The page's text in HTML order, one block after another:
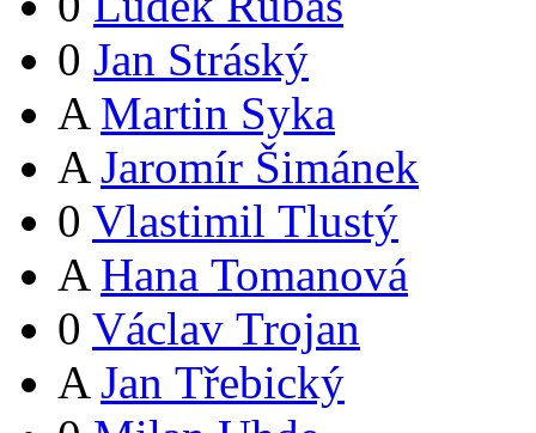
0 Jan Stráský
A Martin Syka
A Jaromír Šimánek
0 Vlastimil Tlustý
A Hana Tomanová
0 Václav Trojan
A Jan Třebický